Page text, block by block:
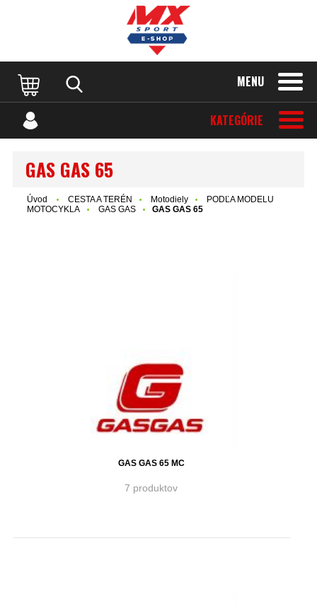
MENU
KATEGÓRIE
GAS GAS 65
Úvod CESTA A TERÉN Motodiely
PODĽA MODELU
MOTOCYKLA
GAS GAS GAS GAS 65
GAS GAS 65 MC
7 produktov